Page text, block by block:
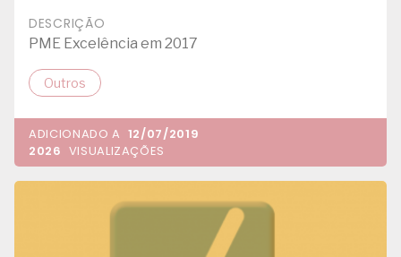
DESCRIÇÃO
PME Excelência em 2017
Outros
ADICIONADO A 12/07/2019
2026 VISUALIZAÇÕES